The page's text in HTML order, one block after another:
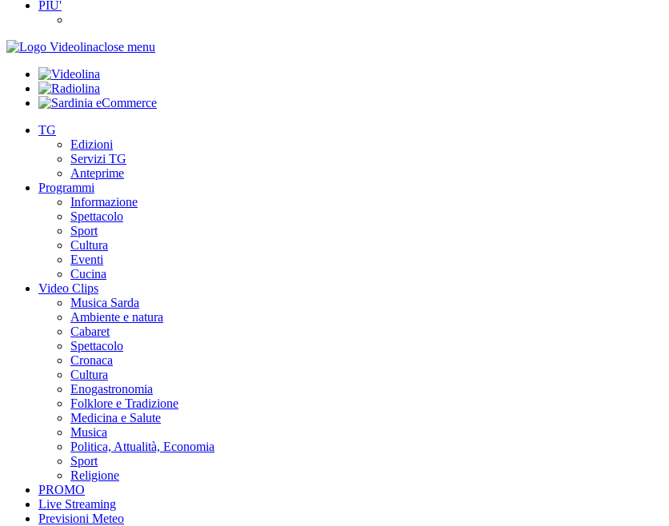
PIU'
close menu
TG
Edizioni
Servizi TG
Anteprime
Programmi
Informazione
Spettacolo
Sport
Cultura
Eventi
Cucina
Video Clips
Musica Sarda
Ambiente e natura
Cabaret
Spettacolo
Cronaca
Cultura
Enogastronomia
Folklore e Tradizione
Medicina e Salute
Musica
Politica, Attualità, Economia
Sport
Religione
PROMO
Live Streaming
Previsioni Meteo